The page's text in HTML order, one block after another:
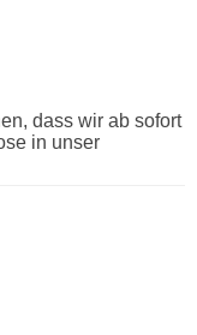
dass wir ab sofort
in unser